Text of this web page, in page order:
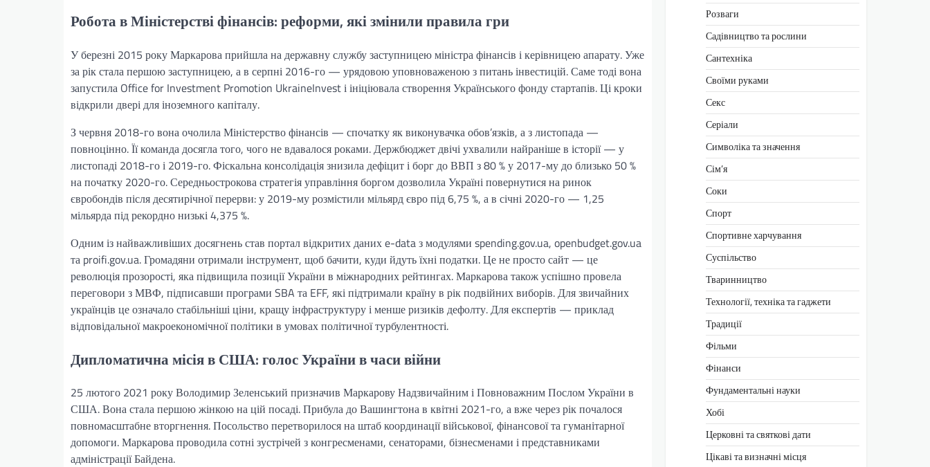
Робота в Міністерстві фінансів: реформи, які змінили правила гри
У березні 2015 року Маркарова прийшла на державну службу заступницею міністра фінансів і керівницею апарату. Уже
за рік стала першою заступницею, а в серпні 2016-го — урядовою уповноваженою з питань інвестицій. Саме тоді вона
запустила Office for Investment Promotion UkraineInvest і ініціювала створення Українського фонду стартапів. Ці кроки
відкрили двері для іноземного капіталу.
З червня 2018-го вона очолила Міністерство фінансів — спочатку як виконувачка обов’язків, а з листопада —
повноцінно. Її команда досягла того, чого не вдавалося роками. Держбюджет двічі ухвалили найраніше в історії — у
листопаді 2018-го і 2019-го. Фіскальна консолідація знизила дефіцит і борг до ВВП з 80 % у 2017-му до близько 50 %
на початку 2020-го. Середньострокова стратегія управління боргом дозволила Україні повернутися на ринок
євробондів після десятирічної перерви: у 2019-му розмістили мільярд євро під 6,75 %, а в січні 2020-го — 1,25
мільярда під рекордно низькі 4,375 %.
Одним із найважливіших досягнень став портал відкритих даних e-data з модулями spending.gov.ua, openbudget.gov.ua
та proifi.gov.ua. Громадяни отримали інструмент, щоб бачити, куди йдуть їхні податки. Це не просто сайт — це
революція прозорості, яка підвищила позиції України в міжнародних рейтингах. Маркарова також успішно провела
переговори з МВФ, підписавши програми SBA та EFF, які підтримали країну в рік подвійних виборів. Для звичайних
українців це означало стабільніші ціни, кращу інфраструктуру і менше ризиків дефолту. Для експертів — приклад
відповідальної макроекономічної політики в умовах політичної турбулентності.
Дипломатична місія в США: голос України в часи війни
25 лютого 2021 року Володимир Зеленський призначив Маркарову Надзвичайним і Повноважним Послом України в
США. Вона стала першою жінкою на цій посаді. Прибула до Вашингтона в квітні 2021-го, а вже через рік почалося
повномасштабне вторгнення. Посольство перетворилося на штаб координації військової, фінансової та гуманітарної
допомоги. Маркарова проводила сотні зустрічей з конгресменами, сенаторами, бізнесменами і представниками
адміністрації Байдена.
Розваги
Садівництво та рослини
Сантехніка
Своїми руками
Секс
Серіали
Символіка та значення
Сім’я
Соки
Спорт
Спортивне харчування
Суспільство
Тваринництво
Технології, техніка та гаджети
Традиції
Фільми
Фінанси
Фундаментальні науки
Хобі
Церковні та святкові дати
Цікаві та визначні місця